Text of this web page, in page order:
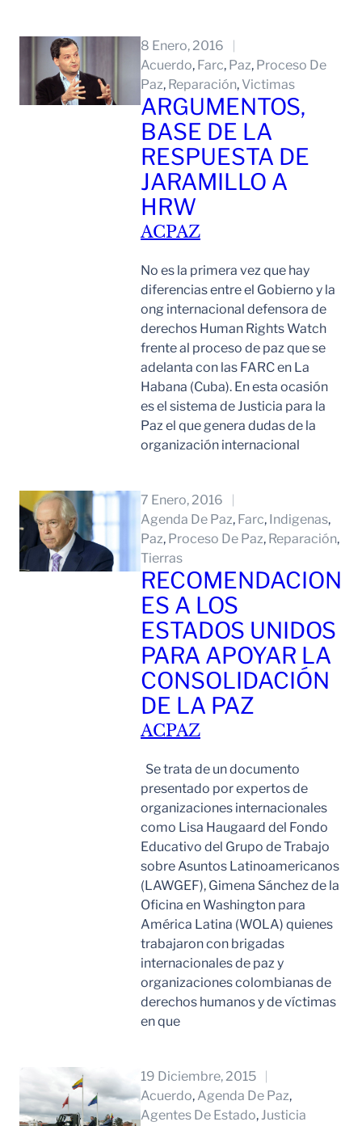
8 Enero, 2016
Acuerdo, Farc, Paz, Proceso De
Paz, Reparación, Victimas
ARGUMENTOS,
BASE DE LA
RESPUESTA DE
JARAMILLO A
HRW
ACPAZ
No es la primera vez que hay
diferencias entre el Gobierno y la
ong internacional defensora de
derechos Human Rights Watch
frente al proceso de paz que se
adelanta con las FARC en La
Habana (Cuba). En esta ocasión
es el sistema de Justicia para la
Paz el que genera dudas de la
organización internacional
7 Enero, 2016
Agenda De Paz, Farc, Indigenas
Paz, Proceso De Paz, Reparación
Tierras
RECOMENDACION
ES A LOS
ESTADOS UNIDOS
PARA APOYAR LA
CONSOLIDACIÓN
DE LA PAZ
ACPAZ
Se trata de un documento
presentado por expertos de
organizaciones internacionales
como Lisa Haugaard del Fondo
Educativo del Grupo de Trabajo
sobre Asuntos Latinoamericanos
(LAWGEF), Gimena Sánchez de la
Oficina en Washington para
América Latina (WOLA) quienes
trabajaron con brigadas
internacionales de paz y
organizaciones colombianas de
derechos humanos y de víctimas
en que
19 Diciembre, 2015
Acuerdo, Agenda De Paz
Agentes De Estado, Justicia